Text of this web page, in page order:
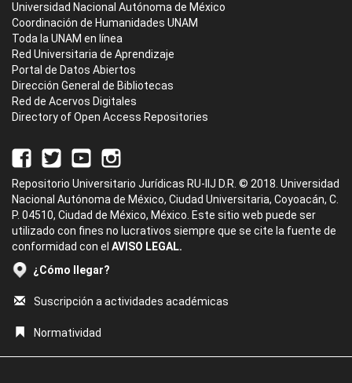
Universidad Nacional Autónoma de México
Coordinación de Humanidades UNAM
Toda la UNAM en línea
Red Universitaria de Aprendizaje
Portal de Datos Abiertos
Dirección General de Bibliotecas
Red de Acervos Digitales
Directory of Open Access Repositories
Repositorio Universitario Jurídicas RU-IIJ D.R. © 2018. Universidad
Nacional Autónoma de México, Ciudad Universitaria, Coyoacán, C.
P. 04510, Ciudad de México, México. Este sitio web puede ser
utilizado con fines no lucrativos siempre que se cite la fuente de
conformidad con el AVISO LEGAL.
¿Cómo llegar?
Suscripción a actividades académicas
Normatividad